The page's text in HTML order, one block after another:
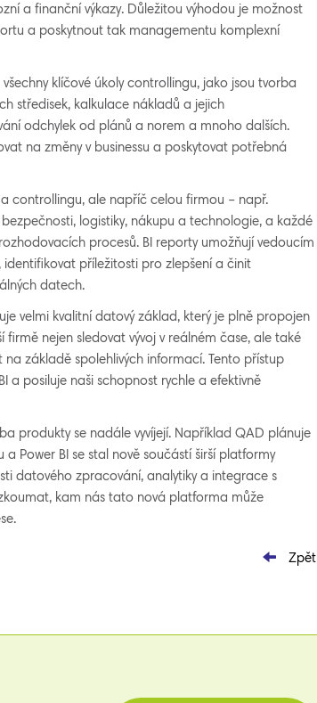
a finanční výkazy. Důležitou výhodou je možnost
a poskytnout tak managementu komplexní
klíčové úkoly controllingu, jako jsou tvorba
středisek, kalkulace nákladů a jejich
odchylek od plánů a norem a mnoho dalších.
na změny v businessu a poskytovat potřebná
controllingu, ale napříč celou firmou – např.
logistiky, nákupu a technologie, a každé
procesů. BI reporty umožňují vedoucím
příležitosti pro zlepšení a činit
datech.
velmi kvalitní datový základ, který je plně propojen
firmě nejen sledovat vývoj v reálném čase, ale také
základě spolehlivých informací. Tento přístup
a posiluje naši schopnost rychle a efektivně
produkty se nadále vyvíjejí. Například QAD plánuje
Power BI se stal nově součástí širší platformy
datového zpracování, analytiky a integrace s
kam nás tato nová platforma může
Zpět